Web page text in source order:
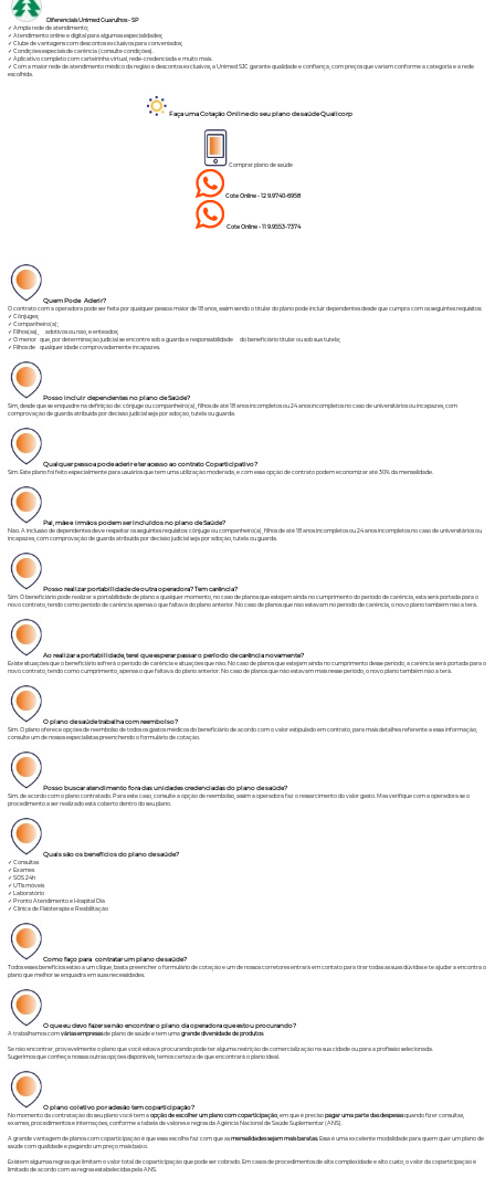
Diferenciais Unimed Guarulhos - SP
✓ Ampla rede de atendimento;
✓ Atendimento online e digital para algumas especialidades;
✓ Clube de vantagens com descontos exclusivos para conveniados;
✓ Condições especiais de carência (consulte condições).
✓ Aplicativo completo com carteirinha virtual, rede-credenciada e muito mais.
✓ Com a maior rede de atendimento médico da região e descontos exclusivos, a Unimed SJC garante qualidade e confiança, com preços que variam conforme a categoria e a rede
escolhida.
Faça uma Cotação Online do seu plano de saúde Qualicorp
Comprar plano de saúde
Cote Online - 12 9.9740-6958
Cote Online - 11 9.9553-7374
Quem Pode Aderir?
O contrato com a operadora pode ser feita por qualquer pessoa maior de 18 anos, assim sendo o titular do plano pode incluir dependentes desde que cumpra com os seguintes requisitos:
✓ Cônjuges;
✓ Companheiro(a);
✓ Filhos(as), adotivos ou não, e enteados;
✓ O menor que, por determinação judicial se encontre sob a guarda e responsabilidade do beneficiário titular ou sob sua tutela;
✓ Filhos de qualquer idade comprovadamente incapazes.
Posso incluir dependentes no plano de Saúde?
Sim, desde que se enquadre na definição de: cônjuge ou companheiro(a), filhos de até 18 anos incompletos ou 24 anos incompletos no caso de universitários ou incapazes, com
comprovação de guarda atribuída por decisão judicial seja por adoção, tutela ou guarda.
Qualquer pessoa pode aderire ter acesso ao contrato Coparticipativo?
Sim. Este plano foi feito especialmente para usuários que tem uma utilização moderada, e com essa opção de contrato podem economizar até 30% da mensalidade.
Pai, mãe e irmãos podem ser incluídos no plano de Saúde?
Não. A inclusão de dependentes deve respeitar os seguintes requisitos: cônjuge ou companheiro(a), filhos de até 18 anos incompletos ou 24 anos incompletos no caso de universitários ou
incapazes, com comprovação de guarda atribuída por decisão judicial seja por adoção, tutela ou guarda.
Posso realizar portabilidade de outra operadora? Tem carência?
Sim. O beneficiário pode realizar a portabilidade de plano a qualquer momento, no caso de planos que estejam ainda no cumprimento do período de carência, esta será portada para o
novo contrato, tendo como período de carência apenas o que faltava do plano anterior. No caso de planos que não estavam no período de carência, o novo plano também não a terá.
Ao realizar a portabilidade, terei que esperar passar o período de carência novamente?
Existe situações que o beneficiário sofrerá o período de carência e situações que não. No caso de planos que estejam ainda no cumprimento desse período, a carência será portada para o
novo contrato, tendo como cumprimento, apenas o que faltava do plano anterior. No caso de planos que não estavam mais nesse período, o novo plano também não a terá.
O plano de saúde trabalha com reembolso?
Sim. O plano oferece opções de reembolso de todos os gastos médicos do beneficiário de acordo com o valor estipulado em contrato, para mais detalhes referente a essa informação,
consulte um de nossos especialistas preenchendo o formulário de cotação.
Posso buscar atendimento fora das unidades credenciadas do plano desaúde?
Sim. de acordo com o plano contratado. Para este caso, consulte a opção de reembolso, assim a operadora faz o ressarcimento do valor gasto. Mas verifique com a operadora se o
procedimento a ser realizado está coberto dentro do seu plano.
Quais são os benefícios do plano de saúde?
✓ Consultas
✓ Exames
✓ SOS 24h
✓ UTIs móveis
✓ Laboratório
✓ Pronto Atendimento e Hospital Dia
✓ Clínica de Fisioterapia e Reabilitação
Como faço para contratar um plano de saúde?
Todos esses benefícios estão a um clique, basta preencher o formulário de cotação e um de nossos corretores entrará em contato para tirar todas as suas dúvidas e te ajudar a encontra o
plano que melhor se enquadra em suas necessidades.
O que eu devo fazer se não encontrar o plano da operadora que estou procurando?
A trabalhamos comvárias empresasde plano de saúde e tem umagrande diversidade de produtos.
Se não encontrar, provavelmente o plano que você estava procurando pode ter alguma restrição de comercialização na sua cidade ou para a profissão selecionada.
Sugerimos que conheça nossas outras opções disponíveis, temos certeza de que encontrará o plano ideal.
O plano coletivo por adesão tem coparticipação?
No momento da contratação do seu plano você tem aopção de escolher um plano com coparticipação , em que é precisopagar uma parte das despesasquando fizer consultas,
exames, procedimentos e internações, conforme a tabela de valores e regras da Agência Nacional de Saúde Suplementar (ANS).
A grande vantagem de planos com coparticipação é que essa escolha faz com que asmensalidades sejam mais baratas. Essa é uma excelente modalidade para quem quer um plano de
saúde com qualidade e pagando um preço mais baixo.
Existem algumas regras que limitam o valor total de coparticipação que pode ser cobrado. Em casos de procedimentos de alta complexidade e alto custo, o valor da coparticipação é
limitado de acordo com as regras estabelecidas pela ANS.